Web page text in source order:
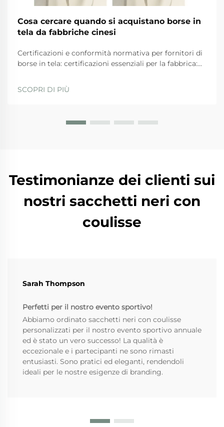
Cosa cercare quando si acquistano borse in
tela da fabbriche cinesi
Certificazioni e conformità normativa per fornitori di
borse in tela: certificazioni essenziali per la fabbrica:
effettivamente garantiscono. Quando si valutano i
fornitori, le aziende dovrebbero privilegiare quelli
SCOPRI DI PIÙ
Testimonianze dei clienti sui
nostri sacchetti neri con
coulisse
Sarah Thompson
Perfetti per il nostro evento sportivo!
Abbiamo ordinato sacchetti neri con coulisse
personalizzati per il nostro evento sportivo annuale
ed è stato un vero successo! La qualità è
eccezionale e i partecipanti ne sono rimasti
entusiasti. Sono pratici ed eleganti, rendendoli
ideali per le nostre esigenze di branding.